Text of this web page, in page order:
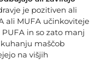
je pozitiven ali
ali MUFA učinkoviteje
in so zato manj
maščob
na višjih